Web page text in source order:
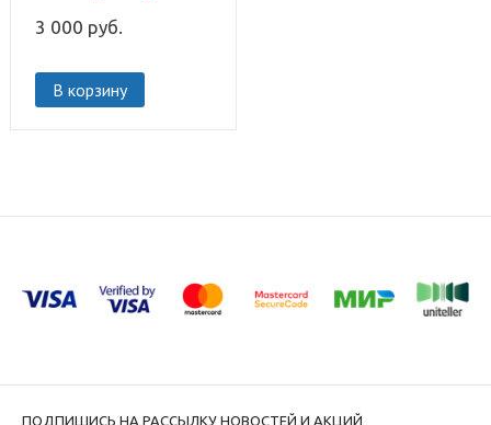
3 000 руб.
В корзину
ПОДПИШИСЬ НА РАССЫЛКУ НОВОСТЕЙ И АКЦИЙ